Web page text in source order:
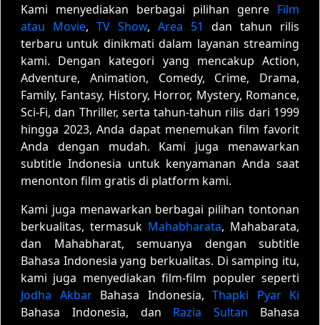
Kami menyediakan berbagai pilihan genre Film
atau Movie, TV Show, Area 51
dan tahun rilis
terbaru untuk dinikmati dalam layanan streaming
kami. Dengan kategori yang mencakup Action,
Adventure, Animation, Comedy, Crime, Drama,
Family, Fantasy, History, Horror, Mystery, Romance,
Sci-Fi, dan Thriller, serta tahun-tahun rilis dari 1999
hingga 2023, Anda dapat menemukan film favorit
Anda dengan mudah. Kami juga menawarkan
subtitle Indonesia untuk kenyamanan Anda saat
menonton film gratis di platform kami.
Kami juga menawarkan berbagai pilihan tontonan
berkualitas, termasuk Mahabharata, Mahabarata,
dan Mahabharat, semuanya dengan subtitle
Bahasa Indonesia yang berkualitas. Di samping itu,
kami juga menyediakan film-film populer seperti
Jodha AkbarBahasa Indonesia, Thapki Pyar Ki
Bahasa Indonesia, dan Razia Sultan Bahasa